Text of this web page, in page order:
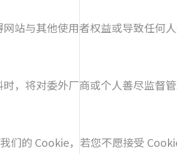
站与其他使用者权益或导致任何
，将对委外厂商或个人善尽监督管
们的 Cookie，若您不愿接受